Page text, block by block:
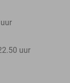
uur